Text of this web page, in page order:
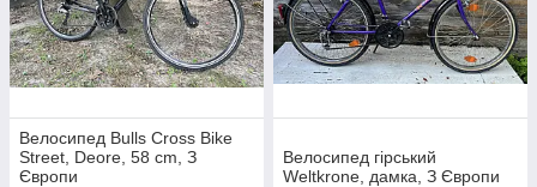
Велосипед Bulls Cross Bike
Street, Deore, 58 cm, З
Європи
Велосипед гірський
Weltkrone, дамка, З Європи